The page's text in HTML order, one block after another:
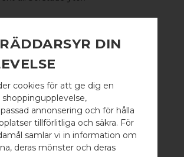
1 ST
DIN
cookies för att ge dig en
annonsering och för hålla
tillförlitliga och säkra. För
samlar vi in information om
deras mönster och deras